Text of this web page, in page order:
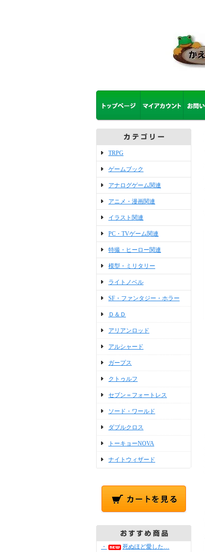
TRPG
ゲームブック
アナログゲーム関連
アニメ・漫画関連
イラスト関連
PC・TVゲーム関連
特撮・ヒーロー関連
模型・ミリタリー
ライトノベル
SF・ファンタジー・ホラー
Ｄ＆Ｄ
アリアンロッド
アルシャード
ガープス
クトゥルフ
セブン＝フォートレス
ソード・ワールド
ダブルクロス
トーキョーNOVA
ナイトウィザード
・
死ぬほど愛した…